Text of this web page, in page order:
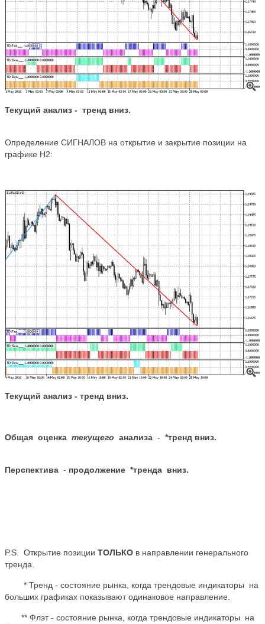
Текущий анализ - тренд вниз.
Определение СИГНАЛОВ на открытие и закрытие позиции на
графике Н2:
Текущий анализ - тренд вниз.
Общая оценка текущего анализа - *тренд вниз.
Перспектива - продолжение *тренда вниз.
P.S. Открытие позиции ТОЛЬКО в направлении генерального
тренда.
* Тренд - состояние рынка, когда трендовые индикаторы на
больших графиках показывают одинаковое направление.
** Флэт - состояние рынка, когда трендовые индикаторы на